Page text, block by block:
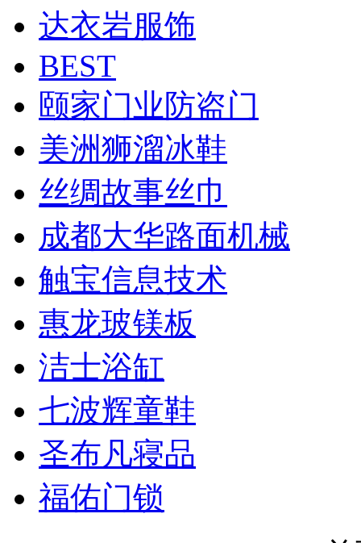
达衣岩服饰
BEST
颐家门业防盗门
美洲狮溜冰鞋
丝绸故事丝巾
成都大华路面机械
触宝信息技术
惠龙玻镁板
洁士浴缸
七波辉童鞋
圣布凡寝品
福佑门锁